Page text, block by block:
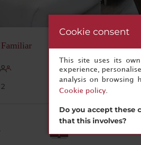
2 32 m²
Cookie consent
This site uses its
experience,
analysis on browsing
Cookie policy.
Do you accept these
that this involves?